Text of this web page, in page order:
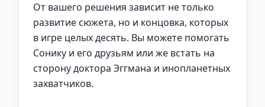
От вашего решения зависит не только
развитие сюжета, но и концовка, которых
в игре целых десять. Вы можете помогать
Сонику и его друзьям или же встать на
сторону доктора Эггмана и инопланетных
захватчиков.